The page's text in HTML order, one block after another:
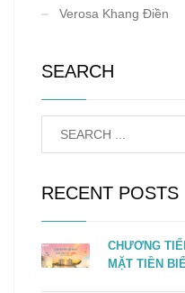
Verosa Khang Điền
SEARCH
RECENT POSTS
CHƯƠNG
MẶT TIỀN